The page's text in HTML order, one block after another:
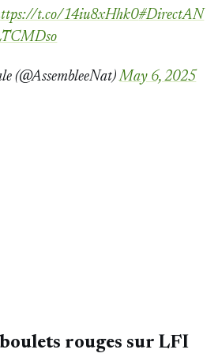
t.co/14iu8xHhk0#DirectAN
(@AssembleeNat)May 6, 2025
rouges sur LFI